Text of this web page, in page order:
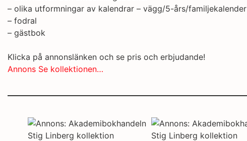
– olika utformningar av kalendrar – vägg/5-års/familjekalender
– fodral
– gästbok
Klicka på annonslänken och se pris och erbjudande!
Annons Se kollektionen…